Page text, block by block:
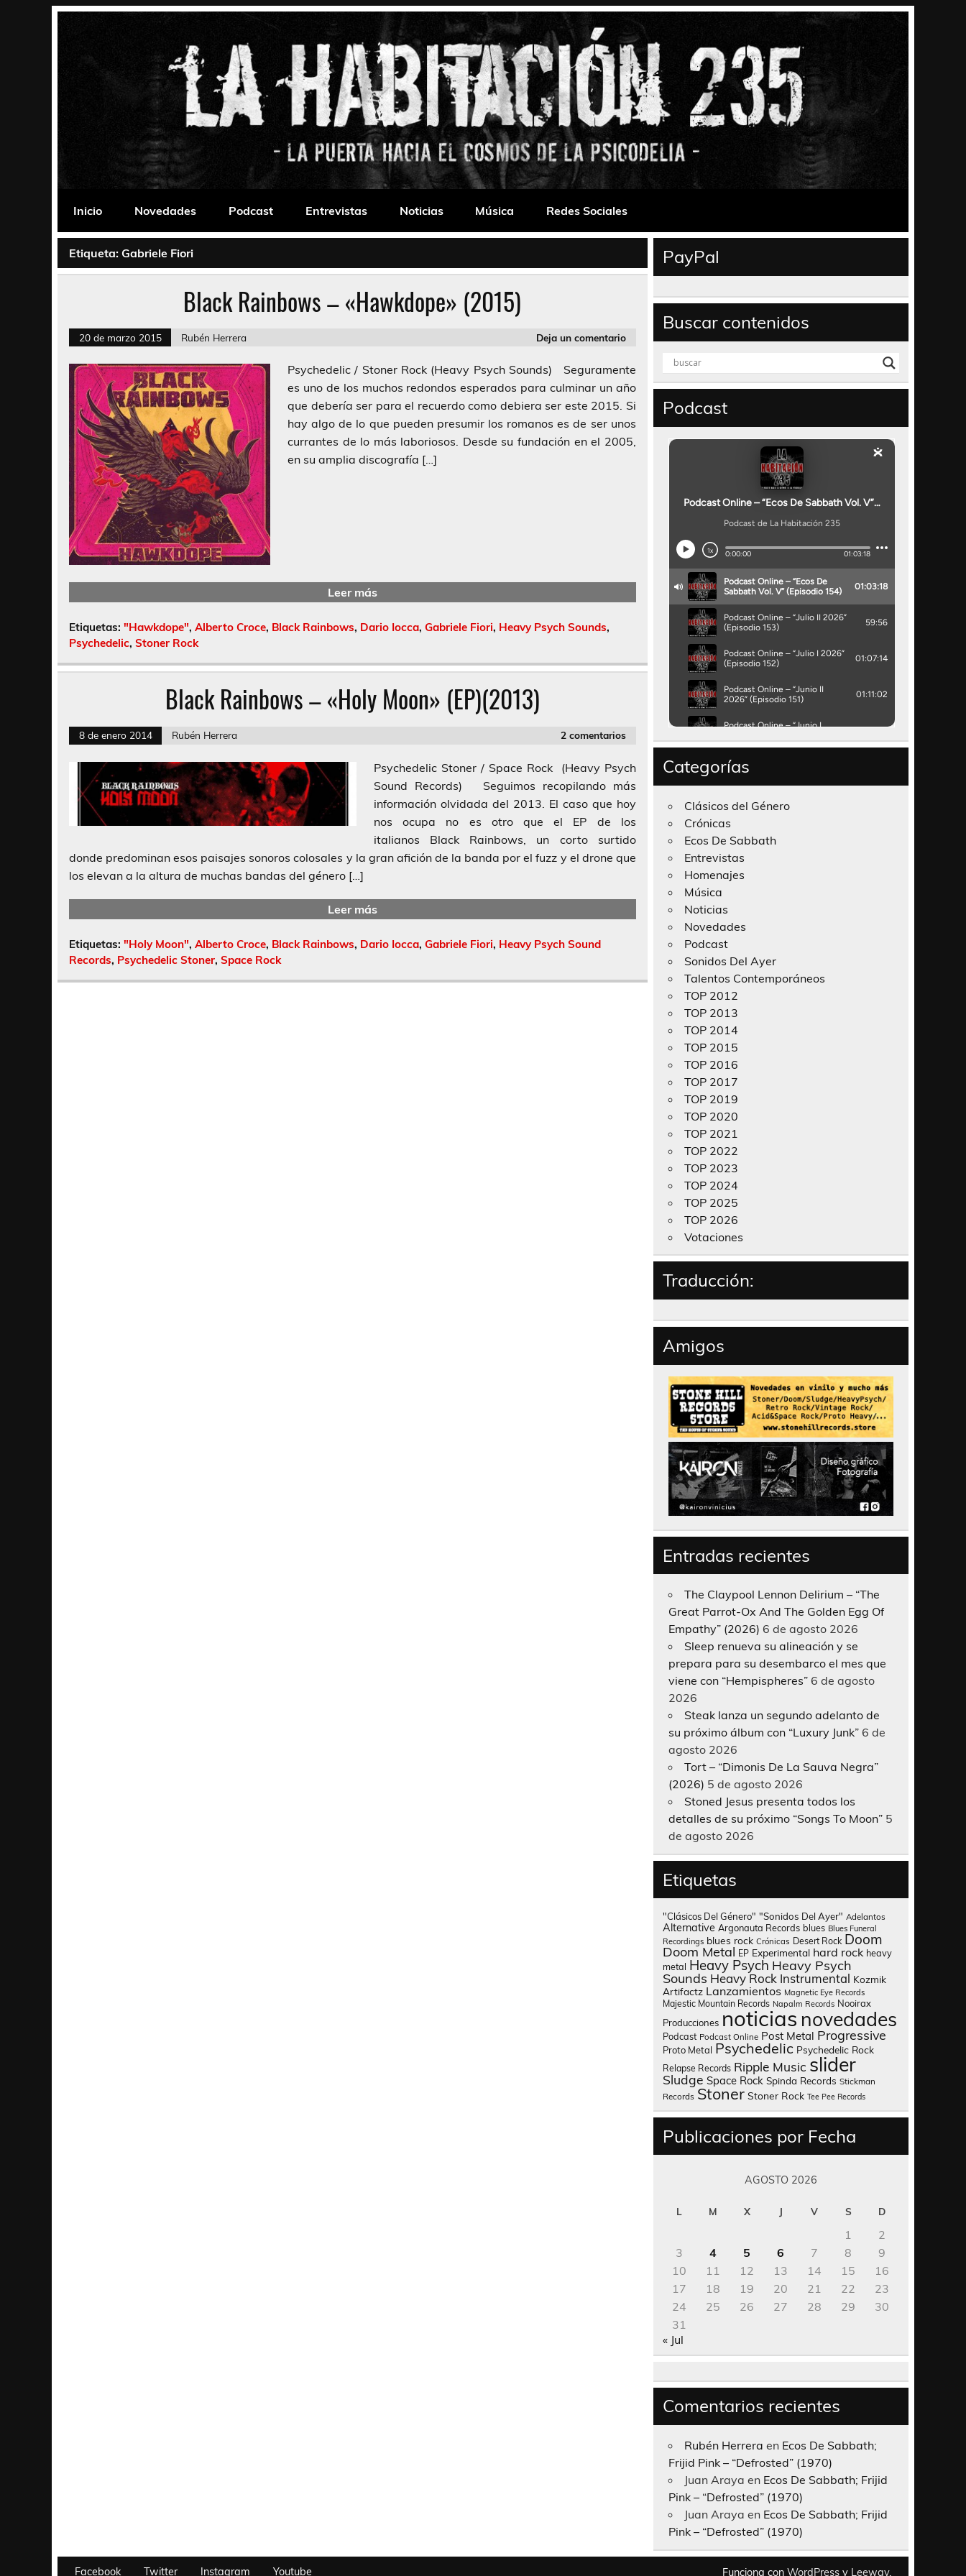
La Habitación 235
Inicio
Novedades Podcast Entrevistas Noticias Música Redes Sociales
Etiqueta: Gabriele Fiori
Black Rainbows – «Hawkdope» (2015)
20 de marzo 2015 Rubén Herrera Deja un comentario
Psychedelic / Stoner Rock (Heavy Psych Sounds) Seguramente
es uno de los muchos redondos esperados para culminar un año
que debería ser para el recuerdo como debiera ser este 2015. Si
hay algo de lo que pueden presumir los romanos es de ser unos
currantes de lo más laboriosos. Desde su fundación en el 2005,
en su amplia discografía […]
Leer más
Etiquetas: "Hawkdope", Alberto Croce, Black Rainbows, Dario Iocca, Gabriele Fiori, Heavy Psych Sounds,
Psychedelic, Stoner Rock
Black Rainbows – «Holy Moon» (EP)(2013)
8 de enero 2014 Rubén Herrera 2 comentarios
Psychedelic Stoner / Space Rock (Heavy Psych
Sound Records) Seguimos recopilando más
información olvidada del 2013. El caso que hoy
nos ocupa no es otro que el EP de los
italianos Black Rainbows, un corto surtido
donde predominan esos paisajes sonoros colosales y la gran afición de la banda por el fuzz y el drone que
los elevan a la altura de muchas bandas del género […]
Leer más
Etiquetas: "Holy Moon", Alberto Croce, Black Rainbows, Dario Iocca, Gabriele Fiori, Heavy Psych Sound
Records, Psychedelic Stoner, Space Rock
PayPal
Buscar contenidos
Podcast
Categorías
Clásicos del Género
Crónicas
Ecos De Sabbath
Entrevistas
Homenajes
Música
Noticias
Novedades
Podcast
Sonidos Del Ayer
Talentos Contemporáneos
TOP 2012
TOP 2013
TOP 2014
TOP 2015
TOP 2016
TOP 2017
TOP 2019
TOP 2020
TOP 2021
TOP 2022
TOP 2023
TOP 2024
TOP 2025
TOP 2026
Votaciones
Traducción:
Amigos
Entradas recientes
The Claypool Lennon Delirium – “The
Great Parrot-Ox And The Golden Egg Of
Empathy” (2026) 6 de agosto 2026
Sleep renueva su alineación y se
prepara para su desembarco el mes que
viene con “Hempispheres” 6 de agosto
2026
Steak lanza un segundo adelanto de
su próximo álbum con “Luxury Junk” 6 de
agosto 2026
Tort – “Dimonis De La Sauva Negra”
(2026) 5 de agosto 2026
Stoned Jesus presenta todos los
detalles de su próximo “Songs To Moon” 5
de agosto 2026
Etiquetas
"Clásicos Del Género" "Sonidos Del Ayer" Adelantos
Alternative Argonauta Records blues Blues Funeral
Recordings blues rock Crónicas Desert Rock Doom
Doom Metal EP Experimental hard rock heavy
metal Heavy Psych Heavy Psych
Sounds Heavy Rock Instrumental Kozmik
Artifactz Lanzamientos Magnetic Eye Records
Majestic Mountain Records Napalm Records Nooirax
Producciones noticias novedades
Podcast Podcast Online Post Metal Progressive
Proto Metal Psychedelic Psychedelic Rock
Relapse Records Ripple Music slider
Sludge Space Rock Spinda Records Stickman
Records Stoner Stoner Rock Tee Pee Records
Publicaciones por Fecha
AGOSTO 2026
L M X J V S D
1
2
3
4 5 6 7 8
9
10
11 12 13 14 15
16
17
18 19 20 21 22
23
24
25 26 27 28 29
30
31
« Jul
Comentarios recientes
Rubén Herrera en Ecos De Sabbath;
Frijid Pink – “Defrosted” (1970)
Juan Araya en Ecos De Sabbath; Frijid
Pink – “Defrosted” (1970)
Juan Araya en Ecos De Sabbath; Frijid
Pink – “Defrosted” (1970)
Facebook Twitter Instagram Youtube Funciona con WordPress y Leeway.